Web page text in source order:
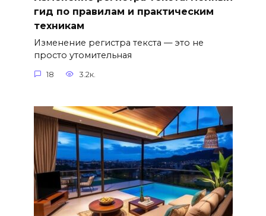
гид по правилам и практическим
техникам
Изменение регистра текста — это не
просто утомительная
18 3.2к.